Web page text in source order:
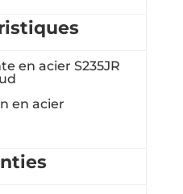
en acier S235JR
en acier